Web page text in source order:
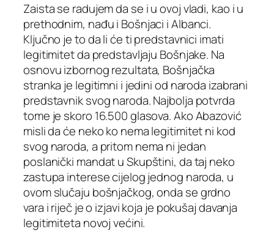
Zaista se radujem da se i u ovoj vladi, kao i u
prethodnim, nađu i Bošnjaci i Albanci.
Ključno je to da li će ti predstavnici imati
legitimitet da predstavljaju Bošnjake. Na
osnovu izbornog rezultata, Bošnjačka
stranka je legitimni i jedini od naroda izabrani
predstavnik svog naroda. Najbolja potvrda
tome je skoro 16.500 glasova. Ako Abazović
misli da će neko ko nema legitimitet ni kod
svog naroda, a pritom nema ni jedan
poslanički mandat u Skupštini, da taj neko
zastupa interese cijelog jednog naroda, u
ovom slučaju bošnjačkog, onda se grdno
vara i riječ je o izjavi koja je pokušaj davanja
legitimiteta novoj većini.